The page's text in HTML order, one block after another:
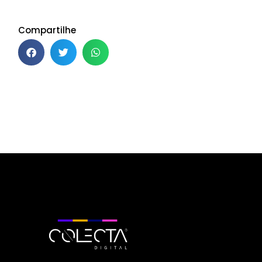
Compartilhe